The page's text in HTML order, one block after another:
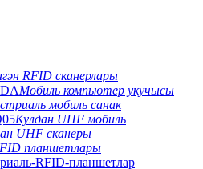
RFID сканерлары
Мобиль компьютер укучысы
мобиль санак
Кулдан UHF мобиль
UHF сканеры
планшетлары